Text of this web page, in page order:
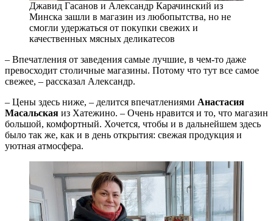
Джавид Гасанов и Александр Карачинский из
Минска зашли в магазин из любопытства, но не
смогли удержаться от покупки свежих и
качественных мясных деликатесов
– Впечатления от заведения самые лучшие, в чем-то даже
превосходит столичные магазины. Потому что тут все самое
свежее, – рассказал Александр.
– Цены здесь ниже, – делится впечатлениями Анастасия
Масальская из Хатежино. – Очень нравится и то, что магазин
большой, комфортный. Хочется, чтобы и в дальнейшем здесь
было так же, как и в день открытия: свежая продукция и
уютная атмосфера.